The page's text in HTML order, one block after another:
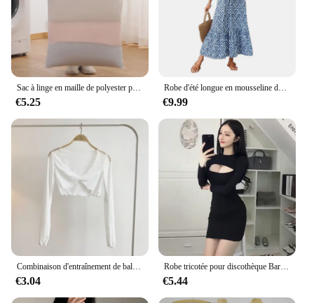
Sac à linge en maille de polyester pour machine à laver, sac de soutien-gorge en maille pour machine à laver, vêtements de soutien-gorge pour femme, boîte Kentucky, grand, extra large, 2P
€5.25
Robe d'été longue en mousseline de soie pour femmes, col en V, manches courtes, motif Floral, fluide, ligne A, style Boho, volants, balançoire à plusieurs niveaux, robes de plage
€9.99
Combinaison d'entraînement de ballet de danse classique, corps torsadé avec un masque en maille sur le dessus, châle de danse à col en V court, couvrant la chair
€3.04
Robe tricotée pour discothèque Bar, vêtements de travail de Bar, manches longues, Slim, hanche portefeuille, moulante, coupe Vintage, Sexy, automne, corée
€5.44